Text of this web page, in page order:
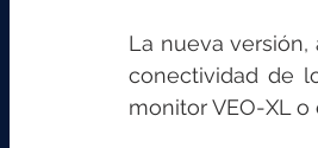
La nueva versión,
conectividad de
monitor VEO-XL